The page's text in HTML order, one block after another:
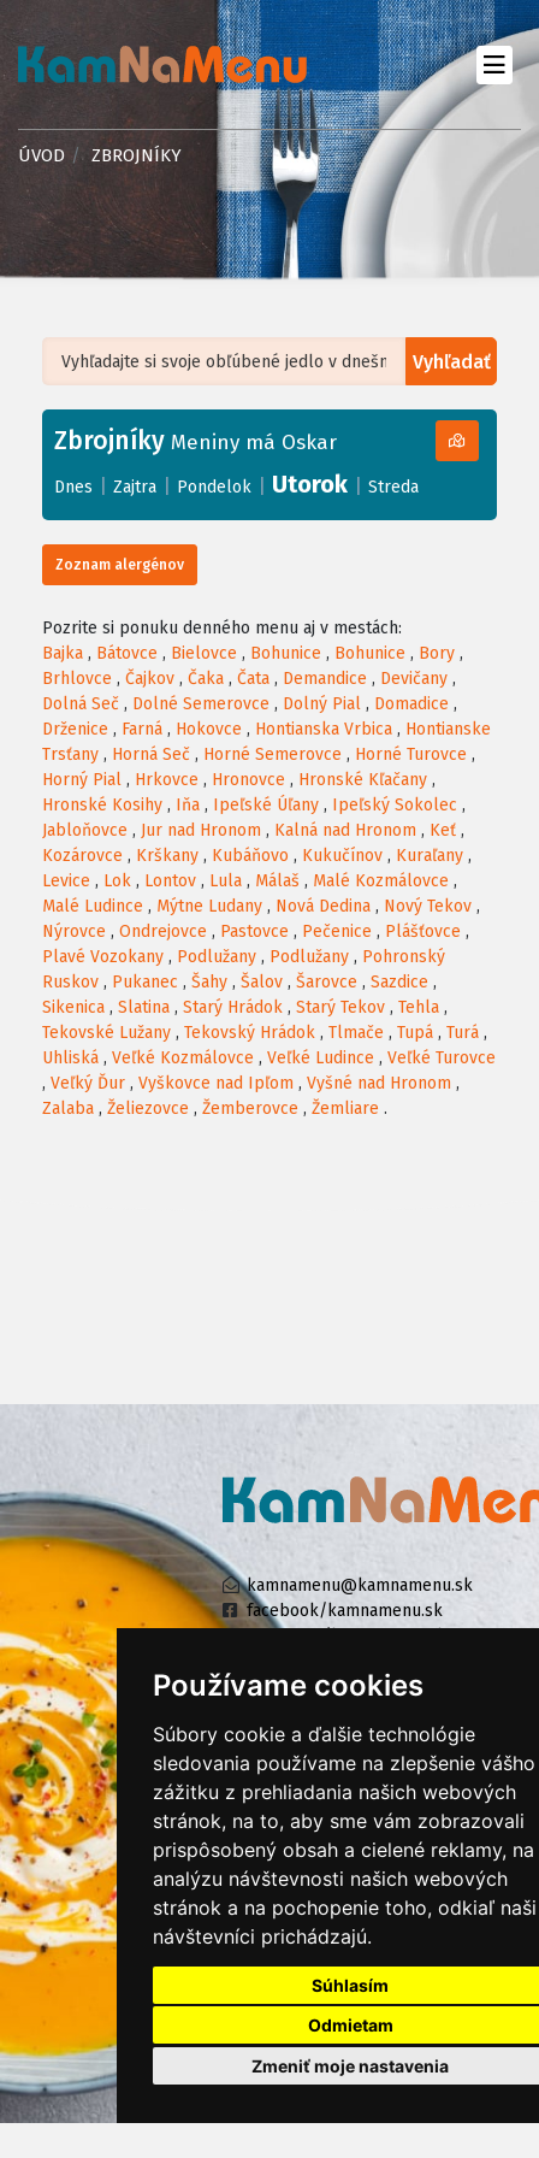
Používame cookies
Súbory cookie a ďalšie technológie
sledovania používame na zlepšenie vášho
zážitku z prehliadania našich webových
stránok, na to, aby sme vám zobrazovali
prispôsobený obsah a cielené reklamy, na
analýzu návštevnosti našich webových
stránok a na pochopenie toho, odkiaľ naši
návštevníci prichádzajú.
Súhlasím
Odmietam
Zmeniť moje nastavenia
ÚVOD ZBROJNÍKY
Vyhľadať
+
−
Leaflet| ©OpenStreetMap, Tiles courtesy ofHumanitarian OpenStreetMap
Zbrojníky Meniny má Oskar
Dnes Zajtra Pondelok Utorok Streda
Zoznam alergénov
Pozrite si ponuku denného menu aj v mestách:
Bajka , Bátovce , Bielovce , Bohunice , Bohunice , Bory ,
Brhlovce , Čajkov , Čaka , Čata , Demandice , Devičany ,
Dolná Seč , Dolné Semerovce , Dolný Pial , Domadice ,
Drženice , Farná , Hokovce , Hontianska Vrbica , Hontianske
Trsťany , Horná Seč , Horné Semerovce , Horné Turovce ,
Horný Pial , Hrkovce , Hronovce , Hronské Kľačany ,
Hronské Kosihy , Iňa , Ipeľské Úľany , Ipeľský Sokolec ,
Jabloňovce , Jur nad Hronom , Kalná nad Hronom , Keť ,
Kozárovce , Krškany , Kubáňovo , Kukučínov , Kuraľany ,
Levice , Lok , Lontov , Lula , Málaš , Malé Kozmálovce ,
Malé Ludince , Mýtne Ludany , Nová Dedina , Nový Tekov ,
Nýrovce , Ondrejovce , Pastovce , Pečenice , Plášťovce ,
Plavé Vozokany , Podlužany , Podlužany , Pohronský
Ruskov , Pukanec , Šahy , Šalov , Šarovce , Sazdice ,
Sikenica , Slatina , Starý Hrádok , Starý Tekov , Tehla ,
Tekovské Lužany , Tekovský Hrádok , Tlmače , Tupá , Turá ,
Uhliská , Veľké Kozmálovce , Veľké Ludince , Veľké Turovce
, Veľký Ďur , Vyškovce nad Ipľom , Vyšné nad Hronom ,
Zalaba , Želiezovce , Žemberovce , Žemliare .
kamnamenu@kamnamenu.sk
facebook/kamnamenu.sk
KONTAKTUJTE NÁS
PRIHLÁSIŤ SA DO ZÁKAZNÍCKEJ ZÓNY
Všeobecné obchodné podmienky
Ochrana osobných údajov
Cookies
Moje KamNaMenu
Pridať reštauráciu
Cenník balíkov